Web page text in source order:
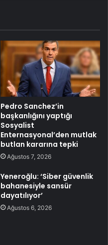
Pedro Sanchez’in
başkanlığını yaptığı
Sosyalist
Enternasyonal’den mutlak
butlan kararına tepki
Ağustos 7, 2026
Yeneroğlu: ‘Siber güvenlik
bahanesiyle sansür
dayatılıyor’
Ağustos 6, 2026